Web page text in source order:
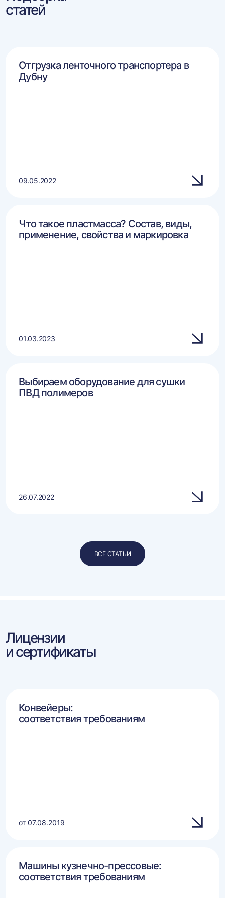
статей
Отгрузка ленточного транспортера в
Дубну
09.05.2022
Что такое пластмасса? Состав, виды,
применение, свойства и маркировка
01.03.2023
Выбираем оборудование для сушки
ПВД полимеров
26.07.2022
ВСЕ СТАТЬИ
Лицензии
и сертификаты
Конвейеры:
соответствия требованиям
от 07.08.2019
Машины кузнечно-прессовые:
соответствия требованиям